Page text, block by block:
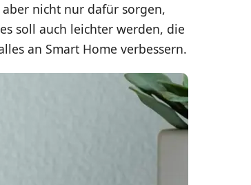
nicht nur dafür sorgen,
soll auch leichter werden, die
an Smart Home verbessern.